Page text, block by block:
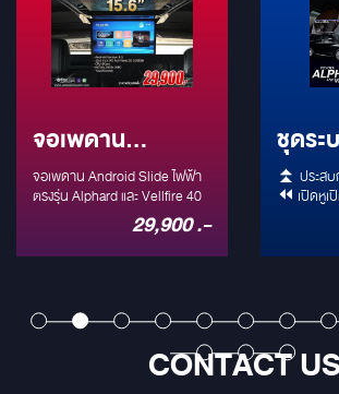
จอเพดาน
Android Slide
ไฟฟ้าตรงรุ่น
Alphard และ
จอเพดาน Android Slide ไฟฟ้า
ตรงรุ่น Alphard และ Vellfire 40
29,900 .-
ชุดระ
สำหรั
40
⏫ ประส
⏪ เปิดหูเ
ประสบการ
CONTACT